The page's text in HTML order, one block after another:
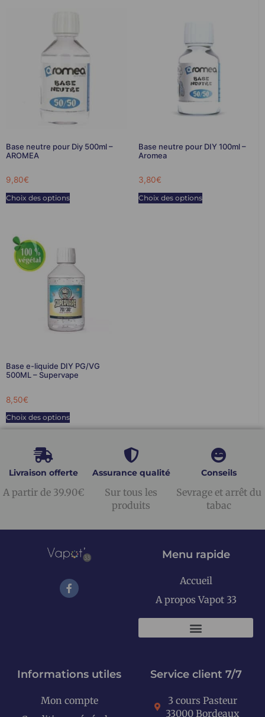
Base neutre pour Diy 500ml –
AROMEA
9,80€
Choix des options
Base neutre pour DIY 100ml –
Aromea
3,80€
Choix des options
Base e-liquide DIY PG/VG
500ML – Supervape
8,50€
Choix des options
Livraison offerte
A partir de 39.90€
Assurance qualité
Sur tous les
produits
Conseils
Sevrage et arrêt du
tabac
Menu rapide
Accueil
A propos Vapot 33
Informations utiles
Mon compte
Service client 7/7
3 cours Pasteur
33000 Bordeaux